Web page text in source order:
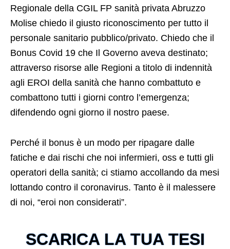
Regionale della CGIL FP sanità privata Abruzzo
Molise chiedo il giusto riconoscimento per tutto il
personale sanitario pubblico/privato. Chiedo che il
Bonus Covid 19 che Il Governo aveva destinato;
attraverso risorse alle Regioni a titolo di indennità
agli EROI della sanità che hanno combattuto e
combattono tutti i giorni contro l’emergenza;
difendendo ogni giorno il nostro paese.
Perché il bonus è un modo per ripagare dalle
fatiche e dai rischi che noi infermieri, oss e tutti gli
operatori della sanità; ci stiamo accollando da mesi
lottando contro il coronavirus. Tanto è il malessere
di noi, “eroi non considerati”.
SCARICA LA TUA TESI